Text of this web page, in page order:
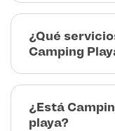
¿Qué
Camping
¿Está
playa?